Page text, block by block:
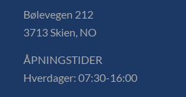
Bølevegen 212
3713 Skien, NO
ÅPNINGSTIDER
Hverdager: 07:30-16:00